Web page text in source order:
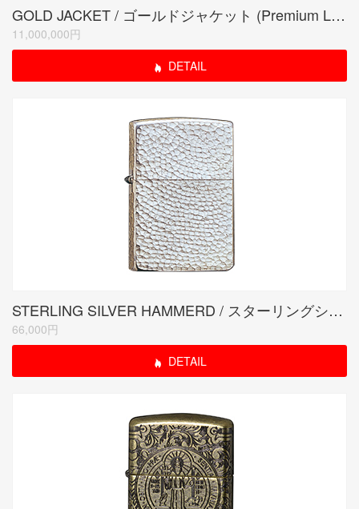
GOLD JACKET / ゴールドジャケット (Premium Limited Edition)
11,000,000円
DETAIL
STERLING SILVER HAMMERD / スターリングシルバーハンマートーン
66,000円
DETAIL